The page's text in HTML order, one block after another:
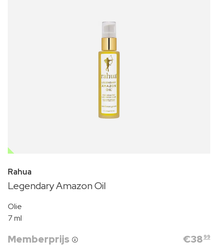
OUTLET
Rahua
Legendary Amazon Oil
Olie
7 ml
Memberprijs €38 99